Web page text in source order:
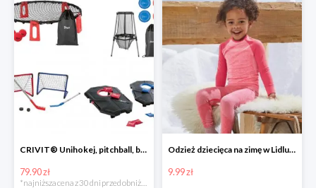
CRIVIT® Unihokej, pitchball, bean bag lub disc golf
79.90 zł
Odzież dziecięca na zimę w Lidlu Online od 9,99 zł
9.99 zł